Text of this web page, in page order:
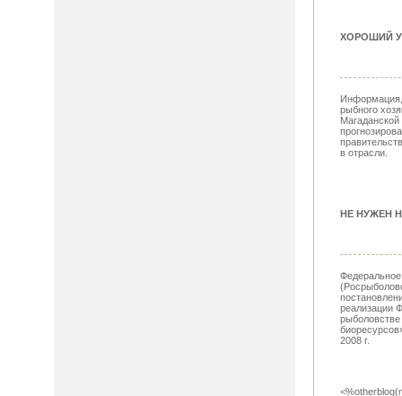
ХОРОШИЙ
Информация,
рыбного
Магаданской
в отрасли.
НЕ НУЖЕН
Федеральное
реализации
2008 г.